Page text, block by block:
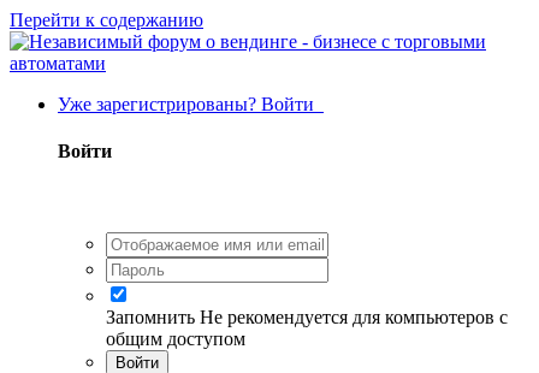
Перейти к содержанию
Уже зарегистрированы? Войти
Войти
Запомнить Не рекомендуется для компьютеров с
общим доступом
Войти